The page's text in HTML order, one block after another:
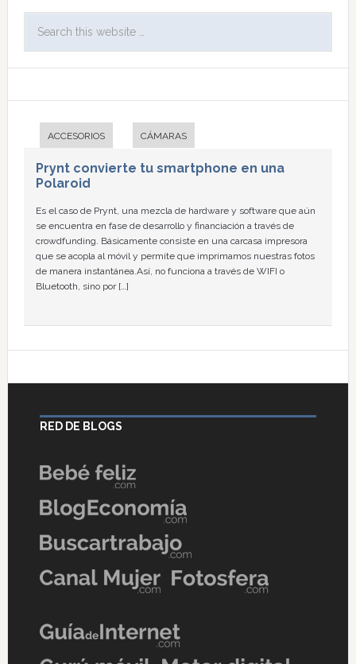
ACCESORIOS CÁMARAS
Prynt convierte tu smartphone en una
Polaroid
Es el caso de Prynt, una mezcla de hardware y software que aún
se encuentra en fase de desarrollo y financiación a través de
crowdfunding. Básicamente consiste en una carcasa impresora
que se acopla al móvil y permite que imprimamos nuestras fotos
de manera instantánea.Así, no funciona a través de WIFI o
Bluetooth, sino por […]
RED DE BLOGS